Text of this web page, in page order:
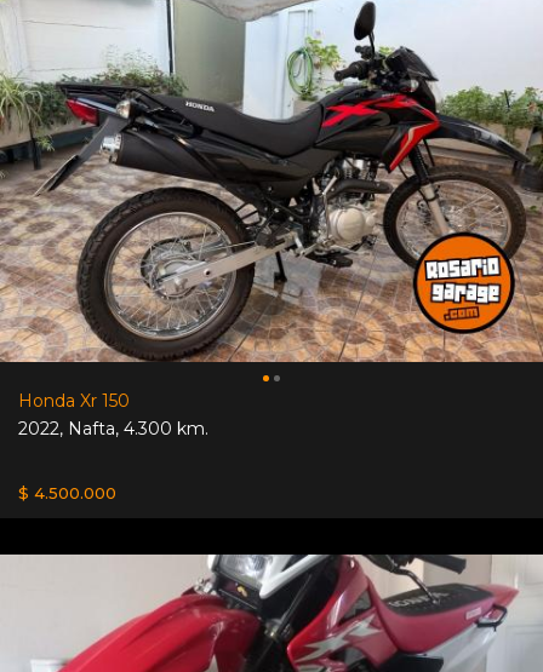
Honda Xr 150
2022, Nafta, 4.300 km.
$ 4.500.000